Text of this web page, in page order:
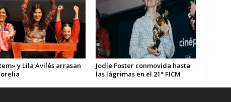
y Lila Avilés arrasan
Jodie Foster conmovida hasta
las lágrimas en el 21° FICM